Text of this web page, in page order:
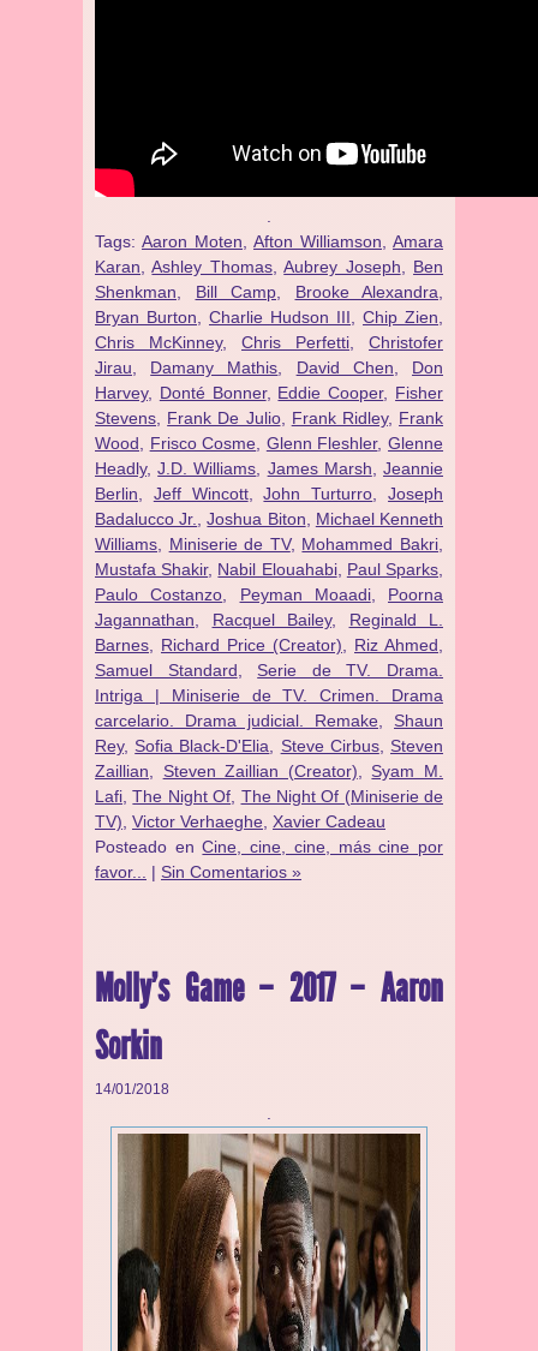
Tags: Aaron Moten Afton Williamson
Amara
Karan ,Ashley Thomas,Aubrey Joseph
Ben
Shenkman
Bill Camp Brooke Alexandra
Bryan Burton
Charlie Hudson III Chip Zien
Chris McKinney, Chris Perfetti
Christofer
Jirau
Damany Mathis David Chen
Don
Harvey, Donté Bonner, Eddie Cooper, Fisher
Stevens
Frank De Julio, Frank Ridley, Frank
Wood
Frisco Cosme Glenn Fleshler,Glenne
Headly,J.D. Williams James Marsh ,Jeannie
Berlin
Jeff Wincott,John Turturro ,Joseph
Badalucco Jr.
,Joshua Biton
Michael Kenneth
Williams
Miniserie de TV, Mohammed Bakri
Mustafa Shakir, Nabil Elouahabi, Paul Sparks
Paulo Costanzo
Peyman Moaadi, Poorna
Jagannathan
Racquel Bailey, Reginald L.
Barnes
Richard Price (Creator) Riz Ahmed
Samuel Standard
Serie de TV. Drama.
Intriga | Miniserie de TV. Crimen. Drama
carcelario. Drama judicial. Remake
Shaun
Rey, Sofia Black-D'Elia Steve Cirbus, Steven
Zaillian
Steven Zaillian (Creator)
Syam M.
Lafi ,The Night Of The Night Of (Miniserie de
TV) Victor Verhaeghe
Xavier Cadeau
Posteado enCine, cine, cine, más cine por
favor...
| Sin Comentarios »
Molly’s Game – 2017 – Aaron
Sorkin
14/01/2018